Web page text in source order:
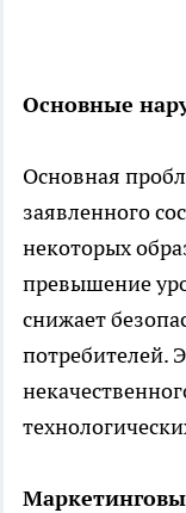
Основные
Основная
заявленного
некоторых
превышение
снижает
потребителей.